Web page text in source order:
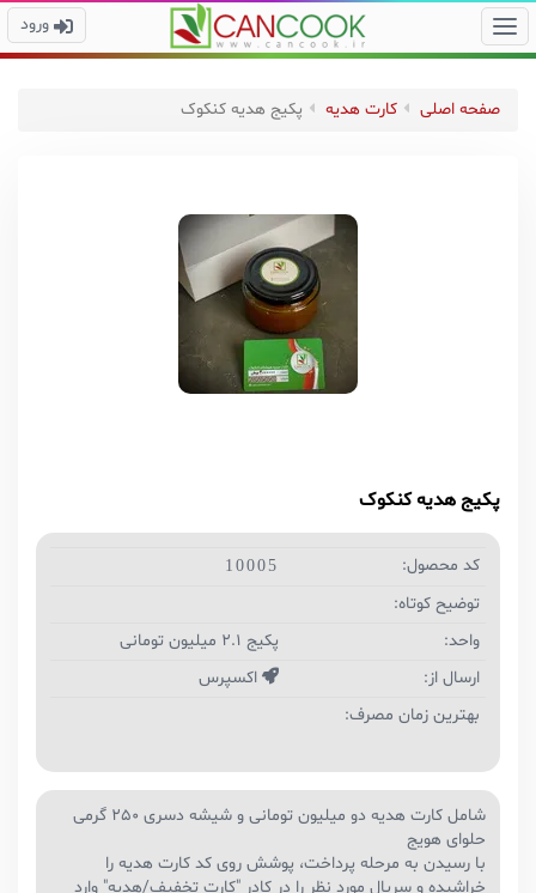
ورود
صفحه اصلی کارت هدیه پکیج هدیه کنکوک
پکیج هدیه کنکوک
کد محصول: 10005
توضیح کوتاه:
واحد:
پکیج 2.1 میلیون تومانی
ارسال از:
اکسپرس
بهترین زمان مصرف:
شامل کارت هدیه دو میلیون تومانی و شیشه دسری 250 گرمی
حلوای هویج
با رسیدن به مرحله پرداخت، پوشش روی کد کارت هدیه را
خراشیده و سریال مورد نظر را در کادر "کارت تخفیف/هدیه" وارد